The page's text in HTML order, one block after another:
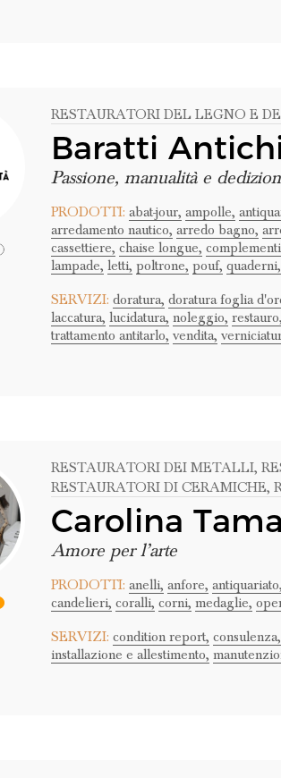
RESTAURATORI DEL LEGNO E
Baratti
Passione, manualità e
PRODOTTI: abat-jour, ampolle,
arredamento nautico, arredo bagno,
cassettiere, chaise longue,
lampade, letti, poltrone, pouf, quaderni,
SERVIZI: doratura, doratura foglia
laccatura, lucidatura, noleggio, restauro,
trattamento antitarlo, vendita,
RESTAURATORI DEI METALLI,
RESTAURATORI DI CERAMICHE,
Carolina
Amore per l’arte
PRODOTTI: anelli, anfore, antiquariato,
candelieri, coralli, corni, medaglie,
SERVIZI: condition report, consulenza,
installazione e allestimento,